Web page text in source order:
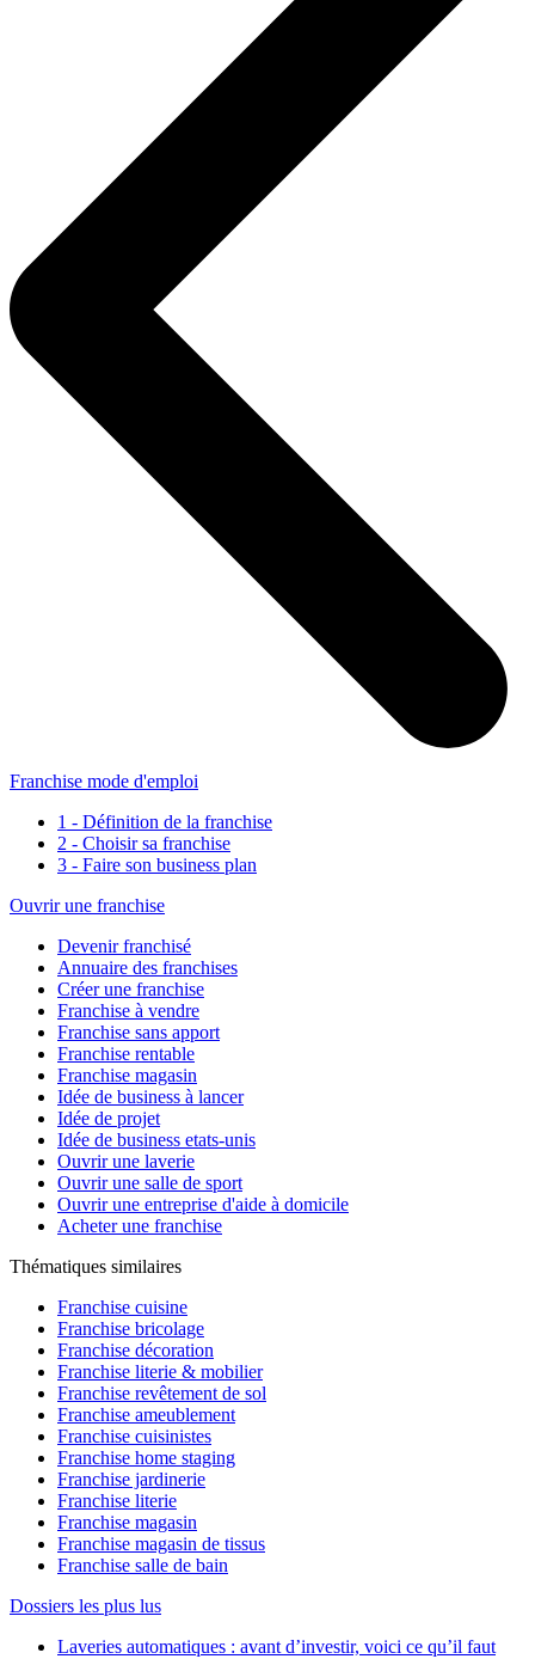
Franchise mode d'emploi
1 - Définition de la franchise
2 - Choisir sa franchise
3 - Faire son business plan
Ouvrir une franchise
Devenir franchisé
Annuaire des franchises
Créer une franchise
Franchise à vendre
Franchise sans apport
Franchise rentable
Franchise magasin
Idée de business à lancer
Idée de projet
Idée de business etats-unis
Ouvrir une laverie
Ouvrir une salle de sport
Ouvrir une entreprise d'aide à domicile
Acheter une franchise
Thématiques similaires
Franchise cuisine
Franchise bricolage
Franchise décoration
Franchise literie & mobilier
Franchise revêtement de sol
Franchise ameublement
Franchise cuisinistes
Franchise home staging
Franchise jardinerie
Franchise literie
Franchise magasin
Franchise magasin de tissus
Franchise salle de bain
Dossiers les plus lus
Laveries automatiques : avant d’investir, voici ce qu’il faut